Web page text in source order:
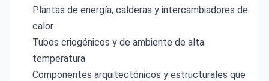
Plantas de energía, calderas y intercambiadores de
calor
Tubos criogénicos y de ambiente de alta
temperatura
Componentes arquitectónicos y estructurales que